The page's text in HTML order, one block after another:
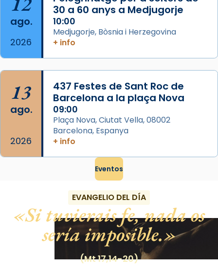
Foto
View on Facebook ·
ago.
2026
30 a 60 anys a Medjugorje
10:00
Medjugorje, Bòsnia i Herzegovina
+ info
13
ago.
2026
437 Festes de Sant Roc de
Barcelona a la plaça Nova
09:00
Plaça Nova, Ciutat Vella, 08002
Barcelona, Espanya
+ info
Eventos
EVANGELIO DEL DÍA
Si tuvierais fe, nada os
sería imposible.
(Mt 17,14-20)